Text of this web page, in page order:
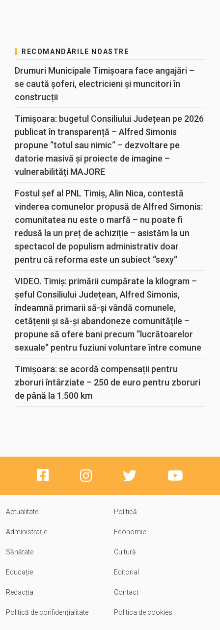
RECOMANDĂRILE NOASTRE
Drumuri Municipale Timișoara face angajări –
se caută șoferi, electricieni și muncitori în
construcții
Timișoara: bugetul Consiliului Județean pe 2026
publicat în transparență – Alfred Simonis
propune “totul sau nimic“ – dezvoltare pe
datorie masivă și proiecte de imagine –
vulnerabilități MAJORE
Fostul șef al PNL Timiș, Alin Nica, contestă
vinderea comunelor propusă de Alfred Simonis:
comunitatea nu este o marfă – nu poate fi
redusă la un preț de achiziție – asistăm la un
spectacol de populism administrativ doar
pentru că reforma este un subiect “sexy“
VIDEO. Timiș: primării cumpărate la kilogram –
șeful Consiliului Județean, Alfred Simonis,
îndeamnă primarii să-și vândă comunele,
cetățenii și să-și abandoneze comunitățile –
propune să ofere bani precum “lucrătoarelor
sexuale“ pentru fuziuni voluntare între comune
Timișoara: se acordă compensații pentru
zboruri întârziate – 250 de euro pentru zboruri
de până la 1.500 km
Actualitate Politică
Administrație Economie
Sănătate Cultură
Educație Editorial
Redacția Contact
Politică de confidențialitate Politica de cookies